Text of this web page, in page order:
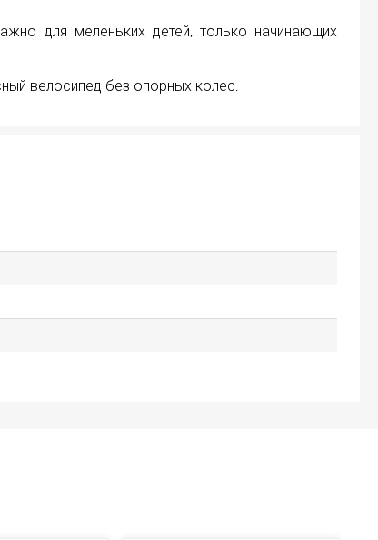
для меленьких детей, только начинающих
велосипед без опорных колес.